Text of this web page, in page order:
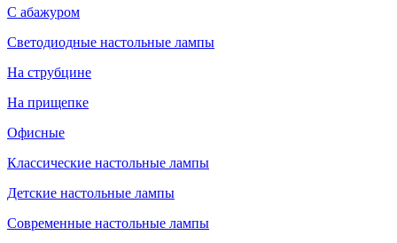
С абажуром
Светодиодные настольные лампы
На струбцине
На прищепке
Офисные
Классические настольные лампы
Детские настольные лампы
Современные настольные лампы